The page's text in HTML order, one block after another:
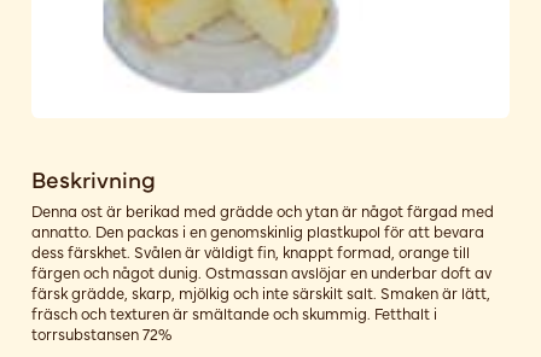
Beskrivning
Denna ost är berikad med grädde och ytan är något färgad med
annatto. Den packas i en genomskinlig plastkupol för att bevara
dess färskhet. Svålen är väldigt fin, knappt formad, orange till
färgen och något dunig. Ostmassan avslöjar en underbar doft av
färsk grädde, skarp, mjölkig och inte särskilt salt. Smaken är lätt,
fräsch och texturen är smältande och skummig. Fetthalt i
torrsubstansen 72%